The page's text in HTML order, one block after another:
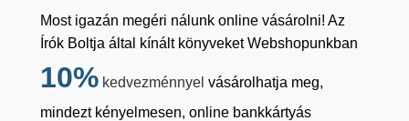
Most igazán megéri nálunk online vásárolni! Az
Írók Boltja által kínált könyveket Webshopunkban
10% kedvezménnyel vásárolhatja meg,
mindezt kényelmesen, online bankkártyás